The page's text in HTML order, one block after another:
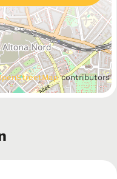
contributors